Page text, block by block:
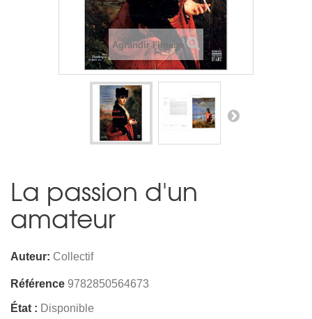
Agrandir l'image
La passion d'un
amateur
Auteur: Collectif
Référence 9782850564673
État : Disponible